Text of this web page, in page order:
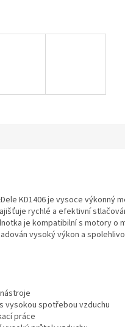
KD1406 je vysoce výkonný
rychlé a efektivní
je kompatibilní s motory o
vysoký výkon a
vysokou spotřebou vzduchu
práce